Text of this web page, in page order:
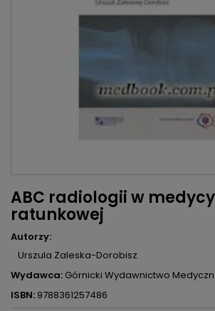
ABC radiologii w
ratunkowej
Autorzy:
Urszula Zaleska-Dorobisz
Wydawca: Górnicki Wydawnictwo
ISBN: 9788361257486